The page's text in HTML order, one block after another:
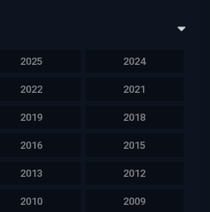
2025 2024
2022 2021
2019 2018
2016 2015
2013 2012
2010 2009